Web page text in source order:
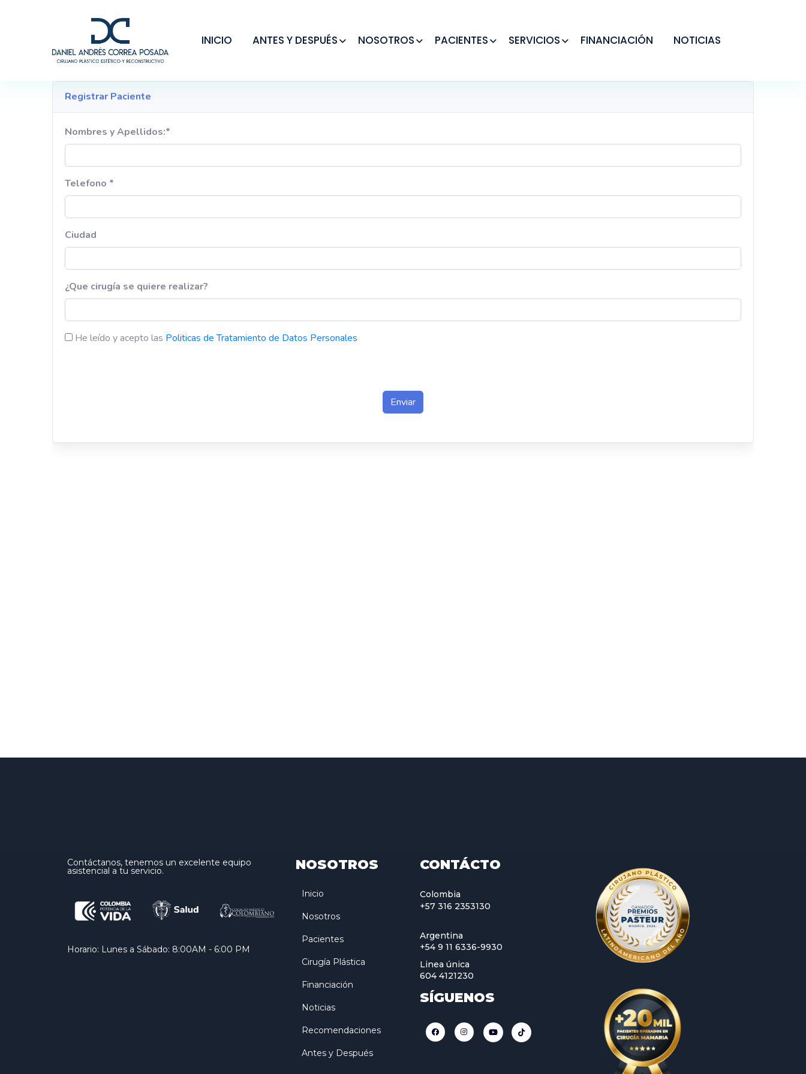
INICIO ANTES Y DESPUÉS NOSOTROS PACIENTES SERVICIOS FINANCIACIÓN NOTICIAS
Contáctanos, tenemos un excelente equipo
asistencial a tu servicio.
Horario: Lunes a Sábado: 8:00AM - 6:00 PM
NOSOTROS
Inicio
Nosotros
Pacientes
Cirugía Plástica
Financiación
Noticias
Recomendaciones
Antes y Después
CONTÁCTO
Colombia
+57 316 2353130
Argentina
+54 9 11 6336-9930
Linea única
604 4121230
SÍGUENOS